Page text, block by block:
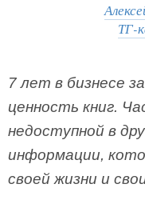
ТГ-
7 лет в бизнесе
ценность книг.
недоступной в
информации,
своей жизни и